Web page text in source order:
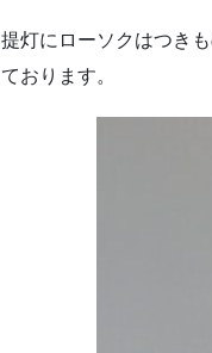
提灯にローソクはつき
ております。